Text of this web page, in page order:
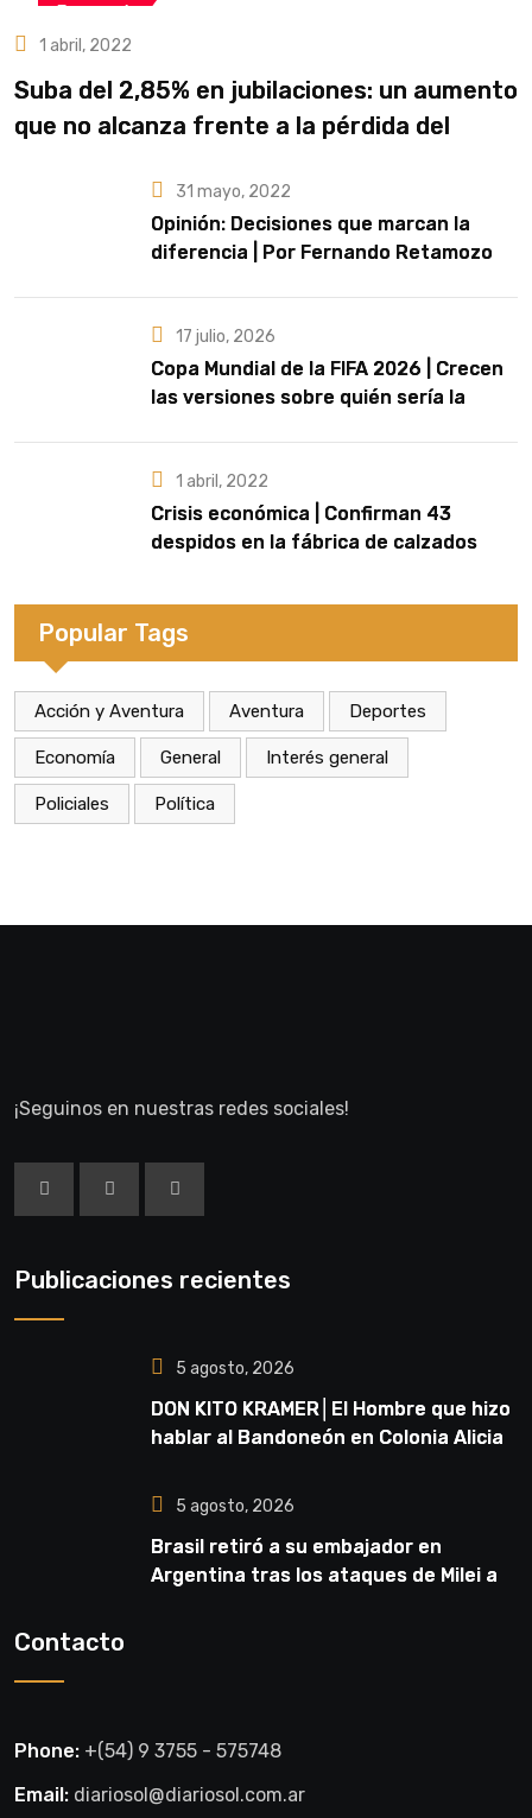
Economía
1 abril, 2022
Suba del 2,85% en jubilaciones: un aumento
que no alcanza frente a la pérdida del
31 mayo, 2022
Opinión: Decisiones que marcan la
diferencia | Por Fernando Retamozo
17 julio, 2026
Copa Mundial de la FIFA 2026 | Crecen
las versiones sobre quién sería la
1 abril, 2022
Crisis económica | Confirman 43
despidos en la fábrica de calzados
Popular Tags
Acción y Aventura Aventura Deportes
Economía General Interés general
Policiales Política
¡Seguinos en nuestras redes sociales!
Publicaciones recientes
5 agosto, 2026
DON KITO KRAMER│El Hombre que hizo
hablar al Bandoneón en Colonia Alicia
5 agosto, 2026
Brasil retiró a su embajador en
Argentina tras los ataques de Milei a
Contacto
Phone: +(54) 9 3755 - 575748
Email: diariosol@diariosol.com.ar